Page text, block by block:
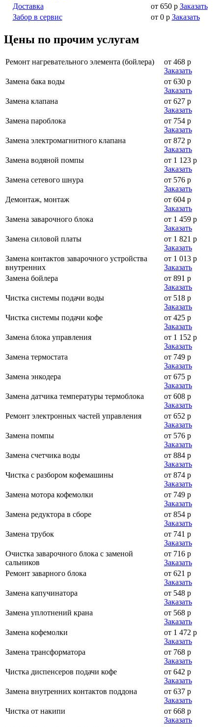
Доставка
от 650 р Заказать
Забор в сервис
от 0 р Заказать
Цены по прочим услугам
Ремонт нагревательного элемента (бойлера)
от 468 р
Заказать
Замена бака воды
от 630 р
Заказать
Замена клапана
от 627 р
Заказать
Замена пароблока
от 754 р
Заказать
Замена электромагнитного клапана
от 872 р
Заказать
Замена водяной помпы
от 1 123 р
Заказать
Замена сетевого шнура
от 576 р
Заказать
Демонтаж, монтаж
от 604 р
Заказать
Замена заварочного блока
от 1 459 р
Заказать
Замена силовой платы
от 1 821 р
Заказать
Замена контактов заварочного устройства
внутренних
от 1 013 р
Заказать
Замена бойлера
от 891 р
Заказать
Чистка системы подачи воды
от 518 р
Заказать
Чистка системы подачи кофе
от 425 р
Заказать
Замена блока управления
от 1 152 р
Заказать
Замена термостата
от 749 р
Заказать
Замена энкодера
от 675 р
Заказать
Замена датчика температуры термоблока
от 608 р
Заказать
Ремонт электронных частей управления
от 652 р
Заказать
Замена помпы
от 576 р
Заказать
Замена счетчика воды
от 884 р
Заказать
Чистка с разбором кофемашины
от 874 р
Заказать
Замена мотора кофемолки
от 749 р
Заказать
Замена редуктора в сборе
от 854 р
Заказать
Замена трубок
от 741 р
Заказать
Очистка заварочного блока с заменой
сальников
от 716 р
Заказать
Ремонт заварного блока
от 621 р
Заказать
Замена капучинатора
от 548 р
Заказать
Замена уплотнений крана
от 568 р
Заказать
Замена кофемолки
от 1 472 р
Заказать
Замена трансформатора
от 768 р
Заказать
Чистка диспенсеров подачи кофе
от 642 р
Заказать
Замена внутренних контактов поддона
от 637 р
Заказать
Чистка от накипи
от 668 р
Заказать